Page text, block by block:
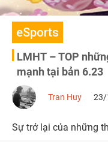
eSports
LMHT – TOP
mạnh tại bản 6.23
Tran Huy 23/
Sự trở lại của những